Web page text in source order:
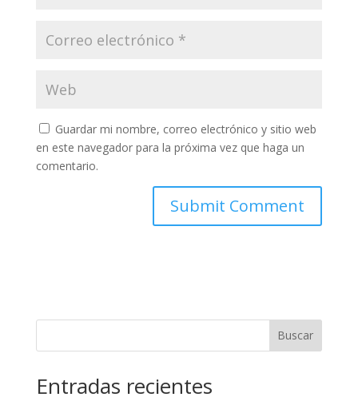
Guardar mi nombre, correo electrónico y sitio web
en este navegador para la próxima vez que haga un
comentario.
Buscar
Entradas recientes